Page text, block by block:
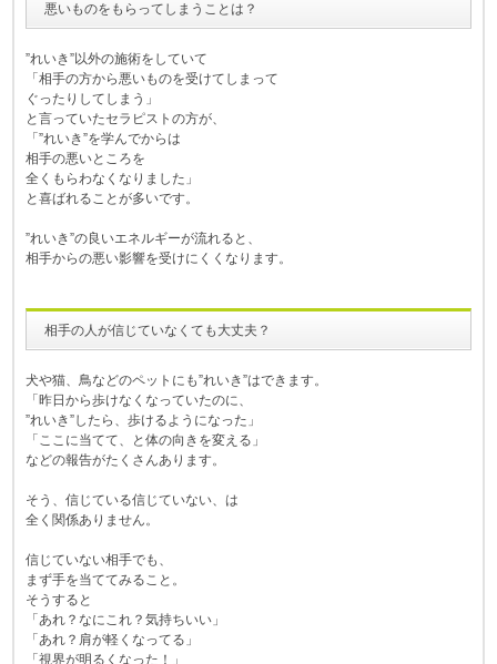
悪いものをもらってしまうことは？
”れいき”以外の施術をしていて
「相手の方から悪いものを受けてしまって
ぐったりしてしまう」
と言っていたセラピストの方が、
「”れいき”を学んでからは
相手の悪いところを
全くもらわなくなりました」
と喜ばれることが多いです。
”れいき”の良いエネルギーが流れると、
相手からの悪い影響を受けにくくなります。
相手の人が信じていなくても大丈夫？
犬や猫、鳥などのペットにも”れいき”はできます。
「昨日から歩けなくなっていたのに、
”れいき”したら、歩けるようになった」
「ここに当てて、と体の向きを変える」
などの報告がたくさんあります。
そう、信じている信じていない、は
全く関係ありません。
信じていない相手でも、
まず手を当ててみること。
そうすると
「あれ？なにこれ？気持ちいい」
「あれ？肩が軽くなってる」
「視界が明るくなった！」